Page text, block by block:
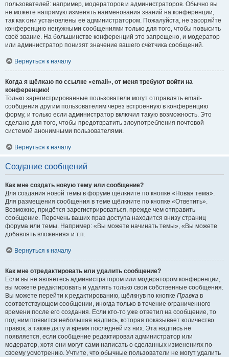
пользователей: например, модераторов и администраторов. Обычно вы
не можете напрямую изменять наименования званий на конференции,
так как они установлены её администратором. Пожалуйста, не засоряйте
конференцию ненужными сообщениями только для того, чтобы повысить
своё звание. На большинстве конференций это запрещено, и модератор
или администратор понизят значение вашего счётчика сообщений.
Вернуться к началу
Когда я щёлкаю по ссылке «email», от меня требуют войти на
конференцию!
Только зарегистрированные пользователи могут отправлять email-
сообщения другим пользователям через встроенную в конференцию
форму, и только если администратор включил такую возможность. Это
сделано для того, чтобы предотвратить злоупотребления почтовой
системой анонимными пользователями.
Вернуться к началу
Создание сообщений
Как мне создать новую тему или сообщение?
Для создания новой темы в форуме щёлкните по кнопке «Новая тема».
Для размещения сообщения в теме щёлкните по кнопке «Ответить».
Возможно, придётся зарегистрироваться, прежде чем отправить
сообщение. Перечень ваших прав доступа находится внизу страниц
форума или темы. Например: «Вы можете начинать темы», «Вы можете
добавлять вложения» и т.п.
Вернуться к началу
Как мне отредактировать или удалить сообщение?
Если вы не являетесь администратором или модератором конференции,
вы можете редактировать и удалять только свои собственные сообщения.
Вы можете перейти к редактированию, щёлкнув по кнопке Правка в
соответствующем сообщении, иногда только в течение ограниченного
времени после его создания. Если кто-то уже ответил на сообщение, то
под ним появится небольшая надпись, которая показывает количество
правок, а также дату и время последней из них. Эта надпись не
появляется, если сообщение редактировал администратор или
модератор, хотя они могут сами написать о сделанных изменениях по
своему усмотрению. Учтите, что обычные пользователи не могут удалить